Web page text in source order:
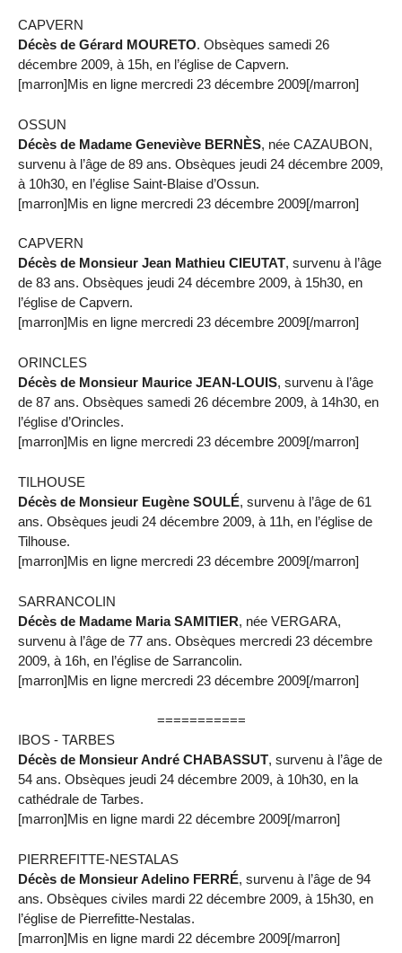
CAPVERN
Décès de Gérard MOURETO. Obsèques samedi 26
décembre 2009, à 15h, en l’église de Capvern.
[marron]Mis en ligne mercredi 23 décembre 2009[/marron]
OSSUN
Décès de Madame Geneviève BERNÈS, née CAZAUBON,
survenu à l’âge de 89 ans. Obsèques jeudi 24 décembre 2009,
à 10h30, en l’église Saint-Blaise d’Ossun.
[marron]Mis en ligne mercredi 23 décembre 2009[/marron]
CAPVERN
Décès de Monsieur Jean Mathieu CIEUTAT, survenu à l’âge
de 83 ans. Obsèques jeudi 24 décembre 2009, à 15h30, en
l’église de Capvern.
[marron]Mis en ligne mercredi 23 décembre 2009[/marron]
ORINCLES
Décès de Monsieur Maurice JEAN-LOUIS, survenu à l’âge
de 87 ans. Obsèques samedi 26 décembre 2009, à 14h30, en
l’église d’Orincles.
[marron]Mis en ligne mercredi 23 décembre 2009[/marron]
TILHOUSE
Décès de Monsieur Eugène SOULÉ, survenu à l’âge de 61
ans. Obsèques jeudi 24 décembre 2009, à 11h, en l’église de
Tilhouse.
[marron]Mis en ligne mercredi 23 décembre 2009[/marron]
SARRANCOLIN
Décès de Madame Maria SAMITIER, née VERGARA,
survenu à l’âge de 77 ans. Obsèques mercredi 23 décembre
2009, à 16h, en l’église de Sarrancolin.
[marron]Mis en ligne mercredi 23 décembre 2009[/marron]
===========
IBOS - TARBES
Décès de Monsieur André CHABASSUT, survenu à l’âge de
54 ans. Obsèques jeudi 24 décembre 2009, à 10h30, en la
cathédrale de Tarbes.
[marron]Mis en ligne mardi 22 décembre 2009[/marron]
PIERREFITTE-NESTALAS
Décès de Monsieur Adelino FERRÉ, survenu à l’âge de 94
ans. Obsèques civiles mardi 22 décembre 2009, à 15h30, en
l’église de Pierrefitte-Nestalas.
[marron]Mis en ligne mardi 22 décembre 2009[/marron]